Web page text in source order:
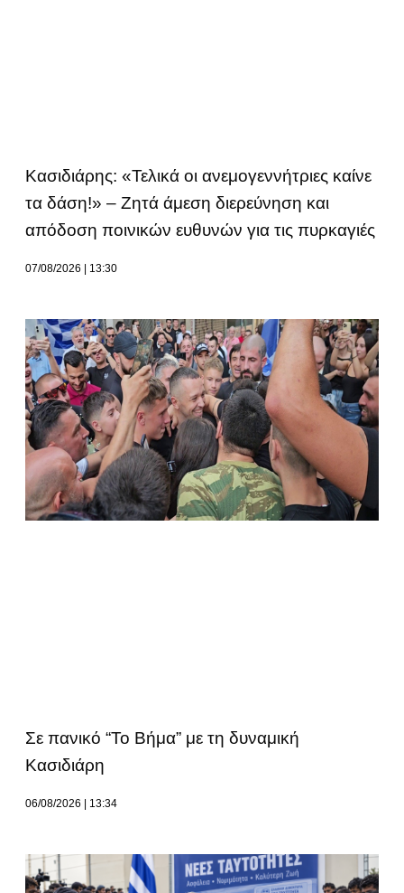
Κασιδιάρης: «Τελικά οι ανεμογεννήτριες καίνε
τα δάση!» – Ζητά άμεση διερεύνηση και
απόδοση ποινικών ευθυνών για τις πυρκαγιές
07/08/2026 13:30
Σε πανικό “Το Βήμα” με τη δυναμική
Κασιδιάρη
06/08/2026 13:34